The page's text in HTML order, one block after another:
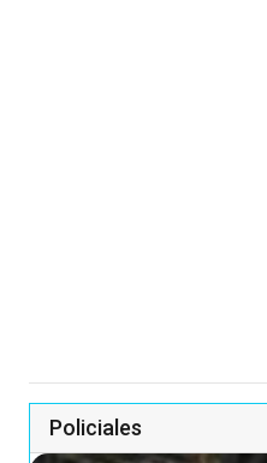
Policiales